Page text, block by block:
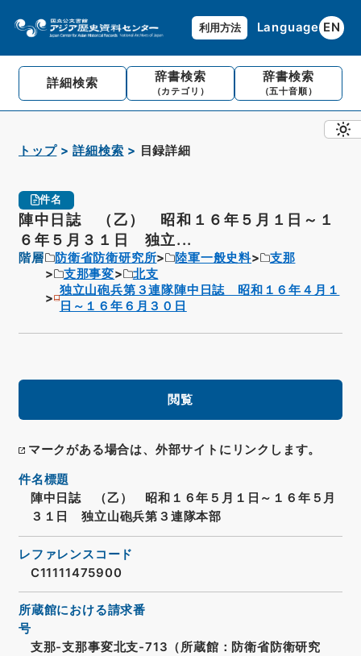
利用方法 Language EN
詳細検索 辞書検索
（カテゴリ）
辞書検索
（五十音順）
トップ 詳細検索 目録詳細
件名
陣中日誌 （乙） 昭和１６年５月１日～１
６年５月３１日 独立...
階層 防衛省防衛研究所 陸軍一般史料
支那
支那事変
北支
独立山砲兵第３連隊陣中日誌 昭和１６年４月１
日～１６年６月３０日
閲覧
マークがある場合は、外部サイトにリンクします。
件名標題
陣中日誌 （乙） 昭和１６年５月１日～１６年５月
３１日 独立山砲兵第３連隊本部
レファレンスコード
C11111475900
所蔵館における請求番
号
支那-支那事変北支-713（所蔵館：防衛省防衛研究